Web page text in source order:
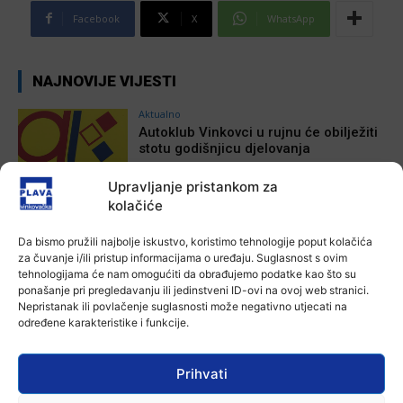
Upravljanje pristankom za
kolačiće
Da bismo pružili najbolje iskustvo, koristimo tehnologije poput kolačića
za čuvanje i/ili pristup informacijama o uređaju. Suglasnost s ovim
tehnologijama će nam omogućiti da obrađujemo podatke kao što su
ponašanje pri pregledavanju ili jedinstveni ID-ovi na ovoj web stranici.
Nepristanak ili povlačenje suglasnosti može negativno utjecati na
određene karakteristike i funkcije.
Prihvati
Facebook X WhatsApp
NAJNOVIJE VIJESTI
Aktualno
Autoklub Vinkovci u rujnu će obilježiti
stotu godišnjicu djelovanja
7 kolovoza, 2026
Za dva tjedna započinje još jedna
Divlja liga
Ana Tokić - 7 kolovoza, 2026
Aktualno